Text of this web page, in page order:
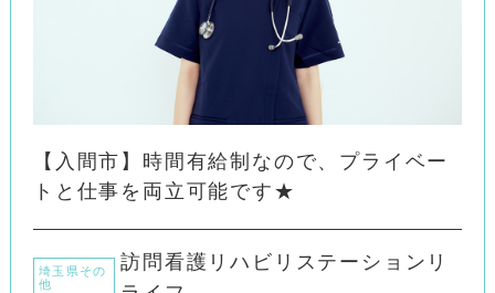
【入間市】時間有給制なので、プライベー
トと仕事を両立可能です★
埼玉県その
他
訪問看護リハビリステーションリ